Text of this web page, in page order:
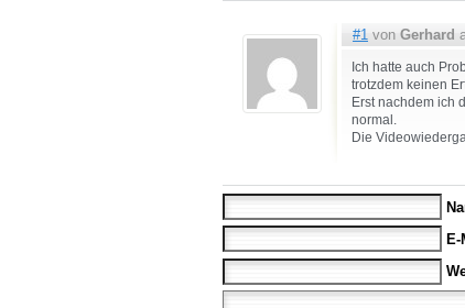
#1 von Gerhard
Ich hatte auch
trotzdem keinen
Erst nachdem ich
normal.
Die